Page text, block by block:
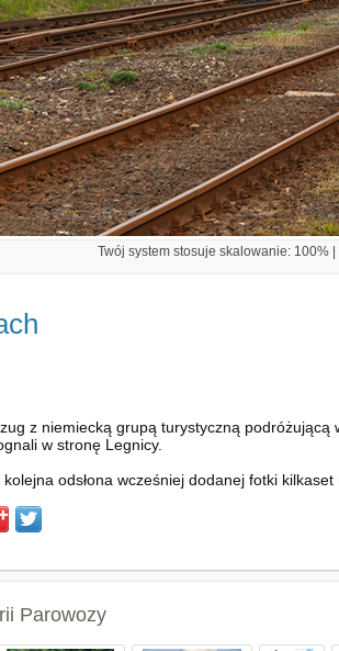
Twój system stosuje skalowanie: 100%
z niemiecką grupą turystyczną podróżującą
w stronę Legnicy.
kolejna odsłona wcześniej dodanej fotki
Parowozy